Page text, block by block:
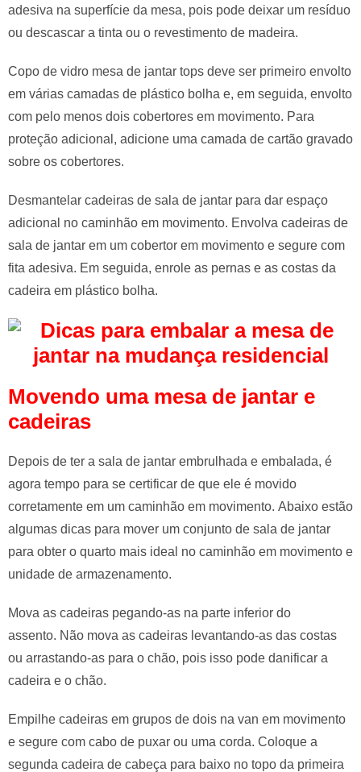
adesiva na superfície da mesa, pois pode deixar um resíduo
ou descascar a tinta ou o revestimento de madeira.
Copo de vidro mesa de jantar tops deve ser primeiro envolto
em várias camadas de plástico bolha e, em seguida, envolto
com pelo menos dois cobertores em movimento. Para
proteção adicional, adicione uma camada de cartão gravado
sobre os cobertores.
Desmantelar cadeiras de sala de jantar para dar espaço
adicional no caminhão em movimento. Envolva cadeiras de
sala de jantar em um cobertor em movimento e segure com
fita adesiva. Em seguida, enrole as pernas e as costas da
cadeira em plástico bolha.
Movendo uma mesa de jantar e
cadeiras
Depois de ter a sala de jantar embrulhada e embalada, é
agora tempo para se certificar de que ele é movido
corretamente em um caminhão em movimento. Abaixo estão
algumas dicas para mover um conjunto de sala de jantar
para obter o quarto mais ideal no caminhão em movimento e
unidade de armazenamento.
Mova as cadeiras pegando-as na parte inferior do
assento. Não mova as cadeiras levantando-as das costas
ou arrastando-as para o chão, pois isso pode danificar a
cadeira e o chão.
Empilhe cadeiras em grupos de dois na van em movimento
e segure com cabo de puxar ou uma corda. Coloque a
segunda cadeira de cabeça para baixo no topo da primeira